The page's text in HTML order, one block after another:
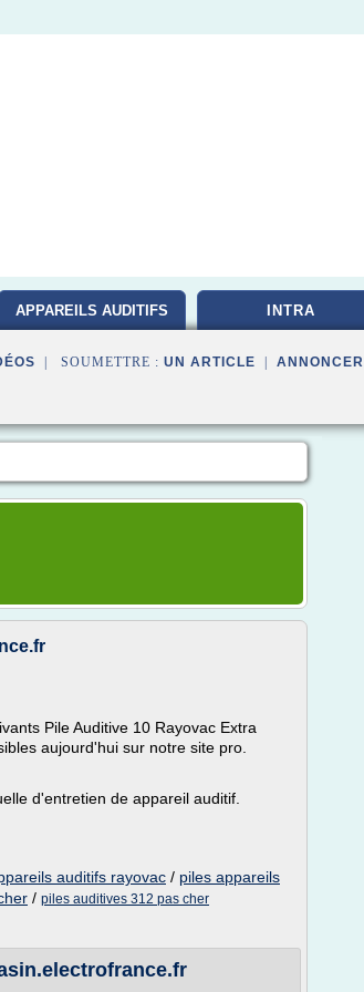
APPAREILS AUDITIFS INTRA
| SOUMETTRE : UN ARTICLE ANNONCER
Pile Auditive 10 Rayovac Extra
aujourd'hui sur notre site pro.
d'entretien de appareil auditif.
auditifs rayovac / piles appareils
/ piles auditives 312 pas cher